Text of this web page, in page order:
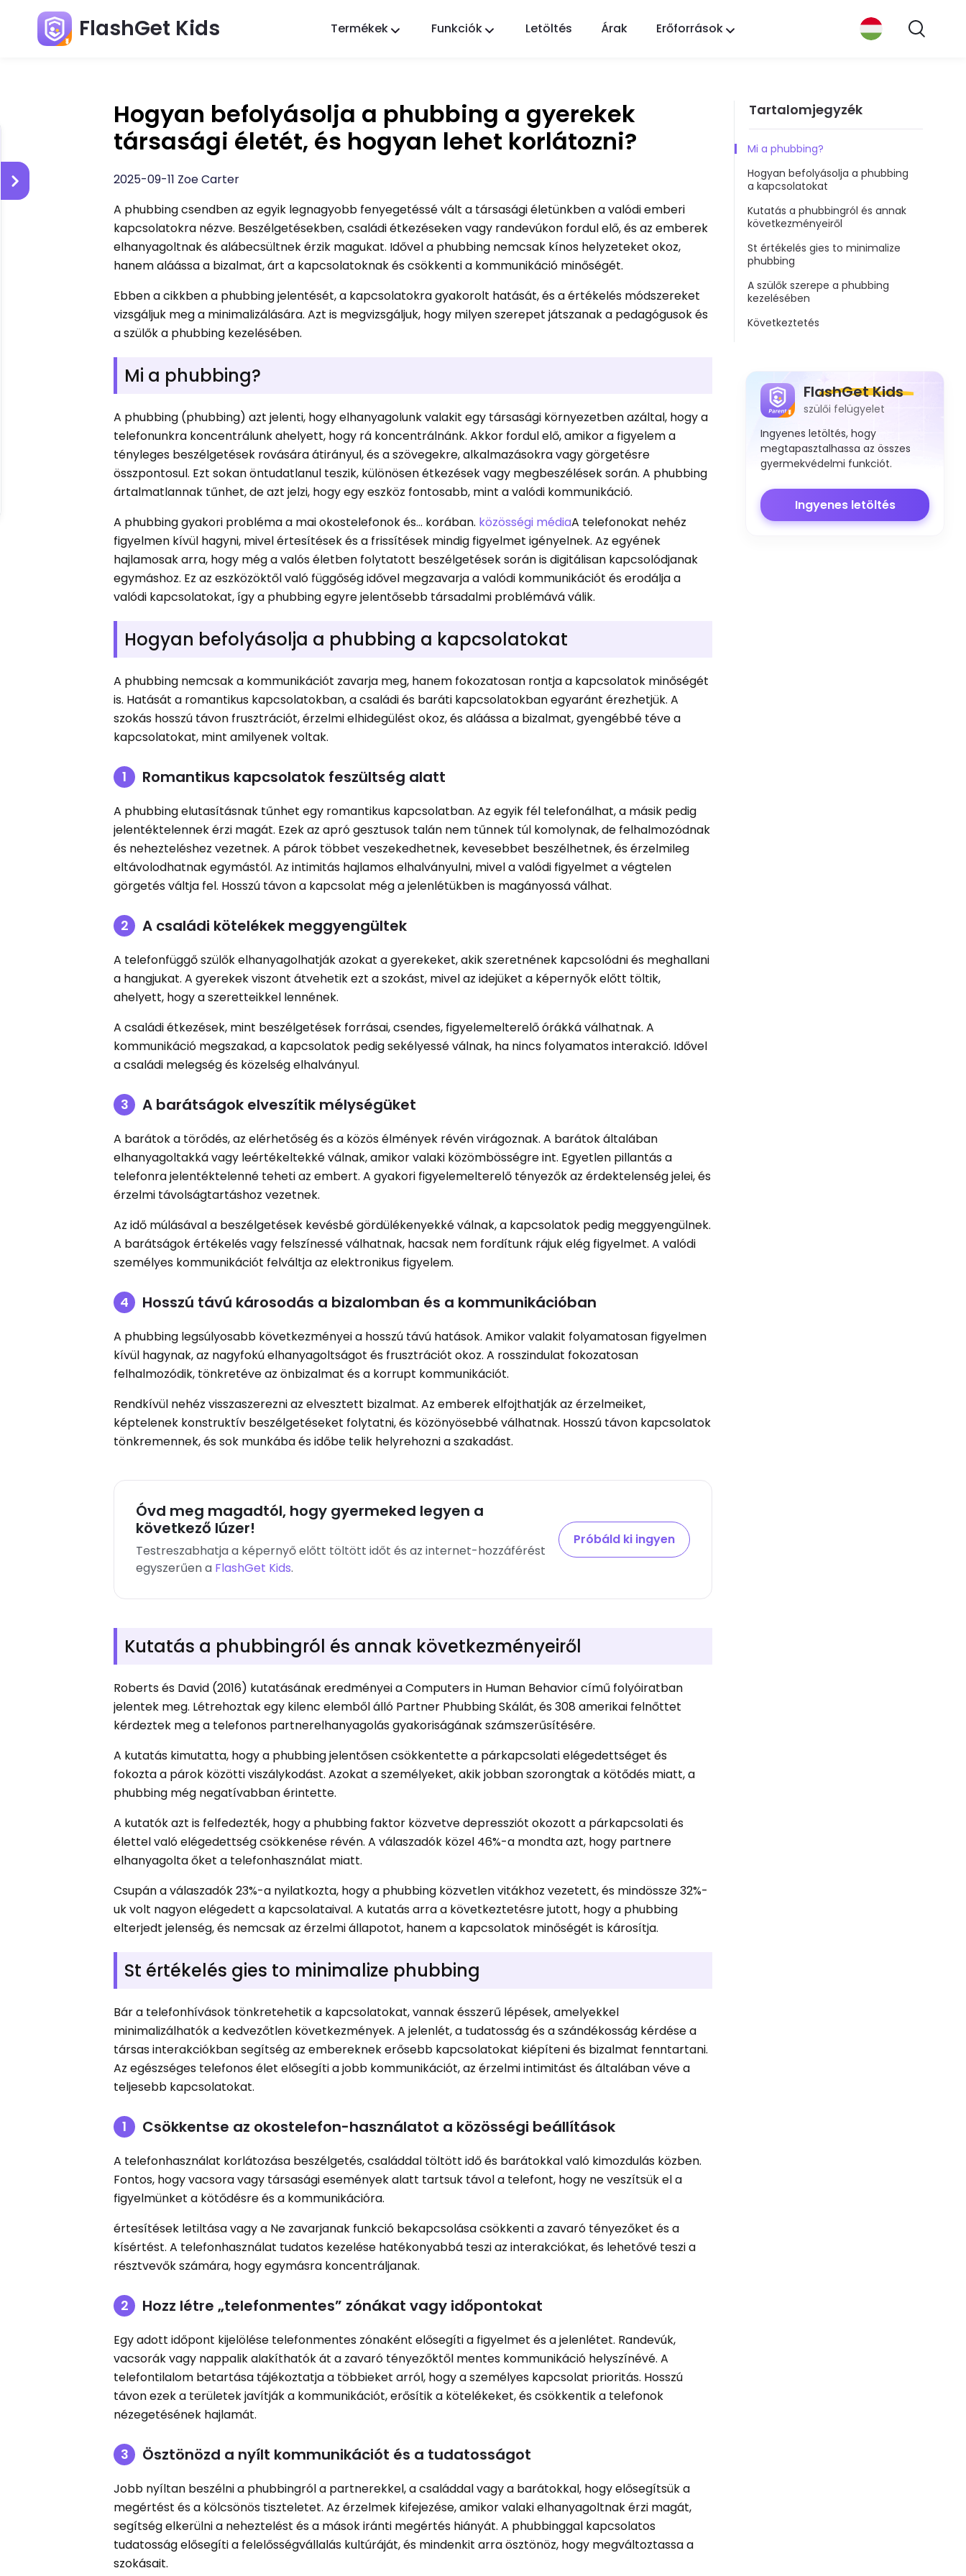
FlashGet Kids Termékek
FlashGet Finder
Telefonja lopás elleni védelme, a mi
felelősségünk.
Funkciók Letöltés Árak Erőforrások
Hogyan befolyásolja a phubbing a gyerekek
társasági életét, és hogyan lehet korlátozni?
2025-09-11 Zoe Carter
A phubbing csendben az egyik legnagyobb fenyegetéssé vált a társasági életünkben a valódi emberi
kapcsolatokra nézve. Beszélgetésekben, családi étkezéseken vagy randevúkon fordul elő, és az emberek
elhanyagoltnak és alábecsültnek érzik magukat. Idővel a phubbing nemcsak kínos helyzeteket okoz,
hanem aláássa a bizalmat, árt a kapcsolatoknak és csökkenti a kommunikáció minőségét.
Ebben a cikkben a phubbing jelentését, a kapcsolatokra gyakorolt ​​hatását, és a értékelés módszereket
vizsgáljuk meg a minimalizálására. Azt is megvizsgáljuk, hogy milyen szerepet játszanak a pedagógusok és
a szülők a phubbing kezelésében.
Mi a phubbing?
A phubbing (phubbing) azt jelenti, hogy elhanyagolunk valakit egy társasági környezetben azáltal, hogy a
telefonunkra koncentrálunk ahelyett, hogy rá koncentrálnánk. Akkor fordul elő, amikor a figyelem a
tényleges beszélgetések rovására átirányul, és a szövegekre, alkalmazásokra vagy görgetésre
összpontosul. Ezt sokan öntudatlanul teszik, különösen étkezések vagy megbeszélések során. A phubbing
ártalmatlannak tűnhet, de azt jelzi, hogy egy eszköz fontosabb, mint a valódi kommunikáció.
A phubbing gyakori probléma a mai okostelefonok és... korában. közösségi médiaA telefonokat nehéz
figyelmen kívül hagyni, mivel értesítések és a frissítések mindig figyelmet igényelnek. Az egyének
hajlamosak arra, hogy még a valós életben folytatott beszélgetések során is digitálisan kapcsolódjanak
egymáshoz. Ez az eszközöktől való függőség idővel megzavarja a valódi kommunikációt és erodálja a
valódi kapcsolatokat, így a phubbing egyre jelentősebb társadalmi problémává válik.
Hogyan befolyásolja a phubbing a kapcsolatokat
A phubbing nemcsak a kommunikációt zavarja meg, hanem fokozatosan rontja a kapcsolatok minőségét
is. Hatását a romantikus kapcsolatokban, a családi és baráti kapcsolatokban egyaránt érezhetjük. A
szokás hosszú távon frusztrációt, érzelmi elhidegülést okoz, és aláássa a bizalmat, gyengébbé téve a
kapcsolatokat, mint amilyenek voltak.
Romantikus kapcsolatok feszültség alatt
A phubbing elutasításnak tűnhet egy romantikus kapcsolatban. Az egyik fél telefonálhat, a másik pedig
jelentéktelennek érzi magát. Ezek az apró gesztusok talán nem tűnnek túl komolynak, de felhalmozódnak
és nehezteléshez vezetnek. A párok többet veszekedhetnek, kevesebbet beszélhetnek, és érzelmileg
eltávolodhatnak egymástól. Az intimitás hajlamos elhalványulni, mivel a valódi figyelmet a végtelen
görgetés váltja fel. Hosszú távon a kapcsolat még a jelenlétükben is magányossá válhat.
A családi kötelékek meggyengültek
A telefonfüggő szülők elhanyagolhatják azokat a gyerekeket, akik szeretnének kapcsolódni és meghallani
a hangjukat. A gyerekek viszont átvehetik ezt a szokást, mivel az idejüket a képernyők előtt töltik,
ahelyett, hogy a szeretteikkel lennének.
A családi étkezések, mint beszélgetések forrásai, csendes, figyelemelterelő órákká válhatnak. A
kommunikáció megszakad, a kapcsolatok pedig sekélyessé válnak, ha nincs folyamatos interakció. Idővel
a családi melegség és közelség elhalványul.
A barátságok elveszítik mélységüket
A barátok a törődés, az elérhetőség és a közös élmények révén virágoznak. A barátok általában
elhanyagoltakká vagy leértékeltekké válnak, amikor valaki közömbösségre int. Egyetlen pillantás a
telefonra jelentéktelenné teheti az embert. A gyakori figyelemelterelő tényezők az érdektelenség jelei, és
érzelmi távolságtartáshoz vezetnek.
Az idő múlásával a beszélgetések kevésbé gördülékenyekké válnak, a kapcsolatok pedig meggyengülnek.
A barátságok értékelés vagy felszínessé válhatnak, hacsak nem fordítunk rájuk elég figyelmet. A valódi
személyes kommunikációt felváltja az elektronikus figyelem.
Hosszú távú károsodás a bizalomban és a kommunikációban
A phubbing legsúlyosabb következményei a hosszú távú hatások. Amikor valakit folyamatosan figyelmen
kívül hagynak, az nagyfokú elhanyagoltságot és frusztrációt okoz. A rosszindulat fokozatosan
felhalmozódik, tönkretéve az önbizalmat és a korrupt kommunikációt.
Rendkívül nehéz visszaszerezni az elvesztett bizalmat. Az emberek elfojthatják az érzelmeiket,
képtelenek konstruktív beszélgetéseket folytatni, és közönyösebbé válhatnak. Hosszú távon kapcsolatok
tönkremennek, és sok munkába és időbe telik helyrehozni a szakadást.
Óvd meg magadtól, hogy gyermeked legyen a
következő lúzer!
Testreszabhatja a képernyő előtt töltött időt és az internet-hozzáférést
egyszerűen a FlashGet Kids.
Próbáld ki ingyen
Kutatás a phubbingról és annak következményeiről
Roberts és David (2016) kutatásának eredményei a Computers in Human Behavior című folyóiratban
jelentek meg. Létrehoztak egy kilenc elemből álló Partner Phubbing Skálát, és 308 amerikai felnőttet
kérdeztek meg a telefonos partnerelhanyagolás gyakoriságának számszerűsítésére.
A kutatás kimutatta, hogy a phubbing jelentősen csökkentette a párkapcsolati elégedettséget és
fokozta a párok közötti viszálykodást. Azokat a személyeket, akik jobban szorongtak a kötődés miatt, a
phubbing még negatívabban érintette.
A kutatók azt is felfedezték, hogy a phubbing faktor közvetve depressziót okozott a párkapcsolati és
élettel való elégedettség csökkenése révén. A válaszadók közel 46%-a mondta azt, hogy partnere
elhanyagolta őket a telefonhasználat miatt.
Csupán a válaszadók 23%-a nyilatkozta, hogy a phubbing közvetlen vitákhoz vezetett, és mindössze 32%-
uk volt nagyon elégedett a kapcsolataival. A kutatás arra a következtetésre jutott, hogy a phubbing
elterjedt jelenség, és nemcsak az érzelmi állapotot, hanem a kapcsolatok minőségét is károsítja.
St értékelés gies to minimalize phubbing
Bár a telefonhívások tönkretehetik a kapcsolatokat, vannak ésszerű lépések, amelyekkel
minimalizálhatók a kedvezőtlen következmények. A jelenlét, a tudatosság és a szándékosság kérdése a
társas interakciókban segítség az embereknek erősebb kapcsolatokat kiépíteni és bizalmat fenntartani.
Az egészséges telefonos élet elősegíti a jobb kommunikációt, az érzelmi intimitást és általában véve a
teljesebb kapcsolatokat.
Csökkentse az okostelefon-használatot a közösségi beállítások
A telefonhasználat korlátozása beszélgetés, családdal töltött idő és barátokkal való kimozdulás közben.
Fontos, hogy vacsora vagy társasági események alatt tartsuk távol a telefont, hogy ne veszítsük el a
figyelmünket a kötődésre és a kommunikációra.
értesítések letiltása vagy a Ne zavarjanak funkció bekapcsolása csökkenti a zavaró tényezőket és a
kísértést. A telefonhasználat tudatos kezelése hatékonyabbá teszi az interakciókat, és lehetővé teszi a
résztvevők számára, hogy egymásra koncentráljanak.
Hozz létre „telefonmentes” zónákat vagy időpontokat
Egy adott időpont kijelölése telefonmentes zónaként elősegíti a figyelmet és a jelenlétet. Randevúk,
vacsorák vagy nappalik alakíthatók át a zavaró tényezőktől mentes kommunikáció helyszínévé. A
telefontilalom betartása tájékoztatja a többieket arról, hogy a személyes kapcsolat prioritás. Hosszú
távon ezek a területek javítják a kommunikációt, erősítik a kötelékeket, és csökkentik a telefonok
nézegetésének hajlamát.
Ösztönözd a nyílt kommunikációt és a tudatosságot
Jobb nyíltan beszélni a phubbingról a partnerekkel, a családdal vagy a barátokkal, hogy elősegítsük a
megértést és a kölcsönös tiszteletet. Az érzelmek kifejezése, amikor valaki elhanyagoltnak érzi magát,
segítség elkerülni a neheztelést és a mások iránti megértés hiányát. A phubbinggal kapcsolatos
tudatosság elősegíti a felelősségvállalás kultúráját, és mindenkit arra ösztönöz, hogy megváltoztassa a
szokásait.
Tartalomjegyzék
Mi a phubbing?
Hogyan befolyásolja a phubbing
a kapcsolatokat
Kutatás a phubbingról és annak
következményeiről
St értékelés gies to minimalize
phubbing
A szülők szerepe a phubbing
kezelésében
Következtetés
FlashGet Kids
szülői felügyelet
Ingyenes letöltés, hogy
megtapasztalhassa az összes
gyermekvédelmi funkciót.
Ingyenes letöltés